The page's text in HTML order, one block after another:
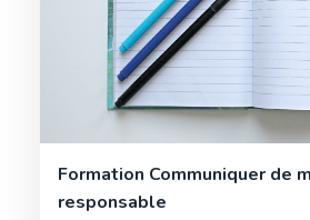
Formation Communiquer de
responsable